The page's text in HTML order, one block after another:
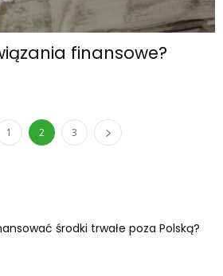
finansowe?
1 2 3
środki trwałe poza Polską?